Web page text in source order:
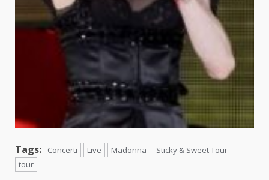
Tags: Concerti Live Madonna
Sticky & Sweet Tour
tour